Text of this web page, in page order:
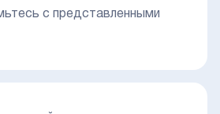
с представленными